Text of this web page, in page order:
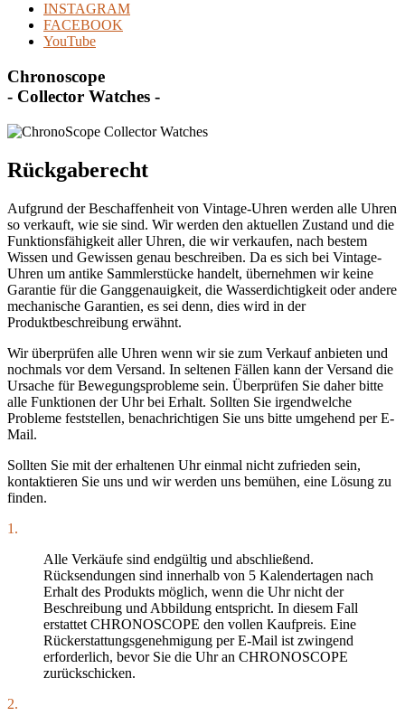
INSTAGRAM
FACEBOOK
YouTube
Chronoscope
- Collector Watches -
Rückgaberecht
Aufgrund der Beschaffenheit von Vintage-Uhren werden alle Uhren
so verkauft, wie sie sind. Wir werden den aktuellen Zustand und die
Funktionsfähigkeit aller Uhren, die wir verkaufen, nach bestem
Wissen und Gewissen genau beschreiben. Da es sich bei Vintage-
Uhren um antike Sammlerstücke handelt, übernehmen wir keine
Garantie für die Ganggenauigkeit, die Wasserdichtigkeit oder andere
mechanische Garantien, es sei denn, dies wird in der
Produktbeschreibung erwähnt.
Wir überprüfen alle Uhren wenn wir sie zum Verkauf anbieten und
nochmals vor dem Versand. In seltenen Fällen kann der Versand die
Ursache für Bewegungsprobleme sein. Überprüfen Sie daher bitte
alle Funktionen der Uhr bei Erhalt. Sollten Sie irgendwelche
Probleme feststellen, benachrichtigen Sie uns bitte umgehend per E-
Mail.
Sollten Sie mit der erhaltenen Uhr einmal nicht zufrieden sein,
kontaktieren Sie uns und wir werden uns bemühen, eine Lösung zu
finden.
1.
Alle Verkäufe sind endgültig und abschließend.
Rücksendungen sind innerhalb von 5 Kalendertagen nach
Erhalt des Produkts möglich, wenn die Uhr nicht der
Beschreibung und Abbildung entspricht. In diesem Fall
erstattet CHRONOSCOPE den vollen Kaufpreis. Eine
Rückerstattungsgenehmigung per E-Mail ist zwingend
erforderlich, bevor Sie die Uhr an CHRONOSCOPE
zurückschicken.
2.